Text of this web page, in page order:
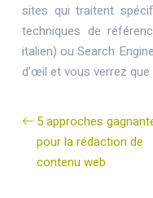
sites qui traitent
techniques de
italien) ou Search
d’œil et vous verrez
5 approches
pour la rédaction de
contenu web